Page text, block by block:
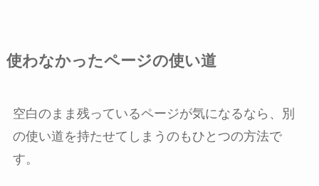
使わなかったページの使い道
空白のまま残っているページが気になるなら、別
の使い道を持たせてしまうのもひとつの方法で
す。